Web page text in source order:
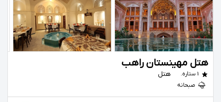
هتل مهینستان راهب
1 ستاره. هتل
صبحانه